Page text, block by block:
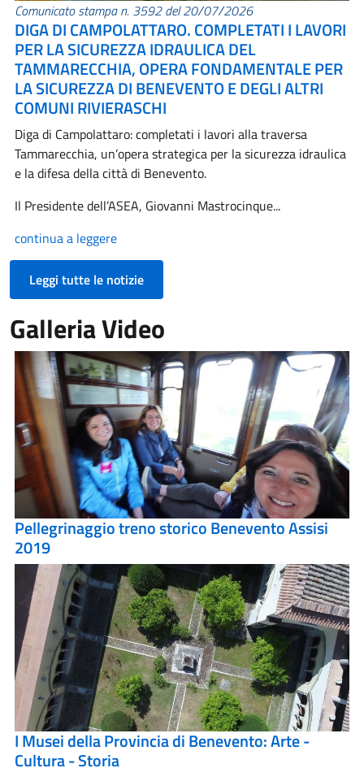
Comunicato stampa n. 3592 del 20/07/2026
DIGA DI CAMPOLATTARO. COMPLETATI I LAVORI
PER LA SICUREZZA IDRAULICA DEL
TAMMARECCHIA, OPERA FONDAMENTALE PER
LA SICUREZZA DI BENEVENTO E DEGLI ALTRI
COMUNI RIVIERASCHI
Diga di Campolattaro: completati i lavori alla traversa
Tammarecchia, un’opera strategica per la sicurezza idraulica
e la difesa della città di Benevento.
Il Presidente dell’ASEA, Giovanni Mastrocinque...
continua a leggere
Leggi tutte le notizie
Galleria Video
Pellegrinaggio treno storico Benevento Assisi
2019
I Musei della Provincia di Benevento: Arte -
Cultura - Storia